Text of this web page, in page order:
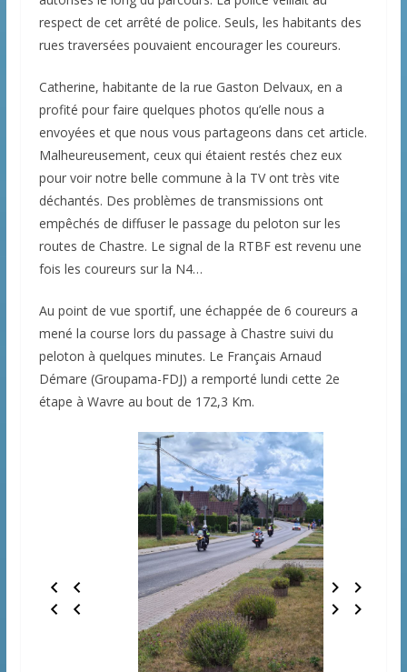
respect de cet arrêté de police. Seuls, les habitants des
rues traversées pouvaient encourager les coureurs.
Catherine, habitante de la rue Gaston Delvaux, en a
profité pour faire quelques photos qu’elle nous a
envoyées et que nous vous partageons dans cet article.
Malheureusement, ceux qui étaient restés chez eux
pour voir notre belle commune à la TV ont très vite
déchantés. Des problèmes de transmissions ont
empêchés de diffuser le passage du peloton sur les
routes de Chastre. Le signal de la RTBF est revenu une
fois les coureurs sur la N4…
Au point de vue sportif, une échappée de 6 coureurs a
mené la course lors du passage à Chastre suivi du
peloton à quelques minutes. Le Français Arnaud
Démare (Groupama-FDJ) a remporté lundi cette 2e
étape à Wavre au bout de 172,3 Km.